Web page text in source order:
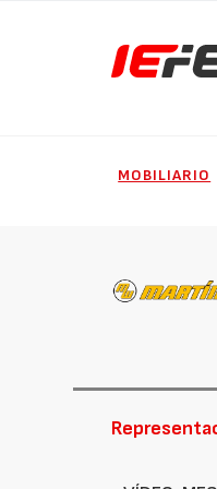
MOBILIARIO